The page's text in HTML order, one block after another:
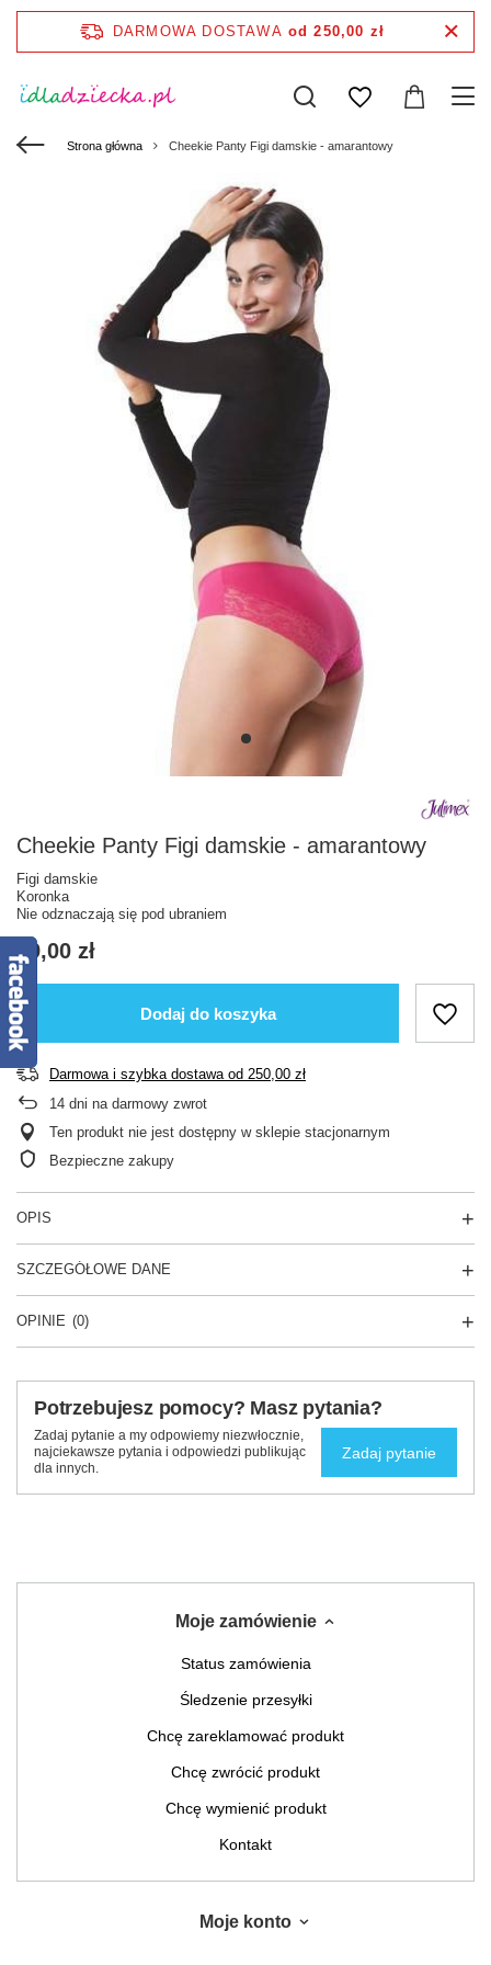
DARMOWA DOSTAWA od 250,00 zł
Strona główna Cheekie Panty Figi damskie - amarantowy
Cheekie Panty Figi damskie - amarantowy
Figi damskie
Koronka
Nie odznaczają się pod ubraniem
29,00 zł
Dodaj do koszyka
Darmowa i szybka dostawaod 250,00 zł
14 dni na darmowy zwrot
Ten produkt nie jest dostępny w sklepie stacjonarnym
Bezpieczne zakupy
OPIS
SZCZEGÓŁOWE DANE
OPINIE (0)
Potrzebujesz pomocy? Masz pytania?
Zadaj pytanie a my odpowiemy niezwłocznie,
najciekawsze pytania i odpowiedzi publikując
dla innych.
Zadaj pytanie
Moje zamówienie
Status zamówienia
Śledzenie przesyłki
Chcę zareklamować produkt
Chcę zwrócić produkt
Chcę wymienić produkt
Kontakt
Moje konto